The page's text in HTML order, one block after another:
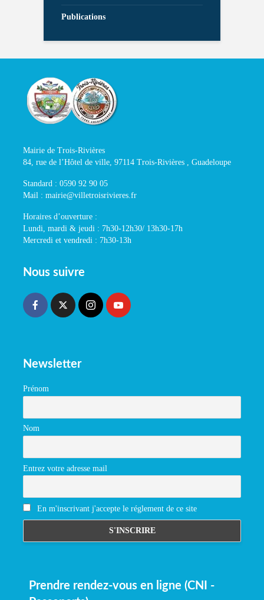
Publications
Mairie de Trois-Rivières
84, rue de l’Hôtel de ville, 97114 Trois-Rivières , Guadeloupe
Standard : 0590 92 90 05
Mail : mairie@villetroisrivieres.fr
Horaires d’ouverture :
Lundi, mardi & jeudi : 7h30-12h30/ 13h30-17h
Mercredi et vendredi : 7h30-13h
Nous suivre
Newsletter
Prénom
Nom
Entrez votre adresse mail
En m'inscrivant j'accepte le réglement de ce site
Prendre rendez-vous en ligne (CNI -